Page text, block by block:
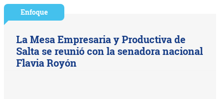
Enfoque
La Mesa Empresaria y Productiva de
Salta se reunió con la senadora nacional
Flavia Royón